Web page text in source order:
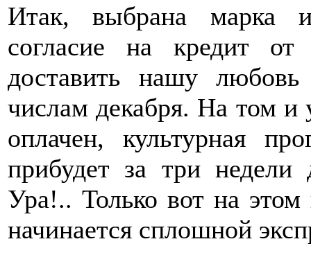
Итак, выбрана марка
согласие на кредит
доставить нашу
числам декабря. На том и
оплачен, культурная
прибудет за три недели
Ура!.. Только вот на этом
начинается сплошной